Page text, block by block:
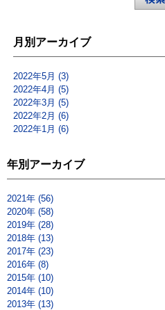
月別アーカイブ
2022年5月 (3)
2022年4月 (5)
2022年3月 (5)
2022年2月 (6)
2022年1月 (6)
年別アーカイブ
2021年 (56)
2020年 (58)
2019年 (28)
2018年 (13)
2017年 (23)
2016年 (8)
2015年 (10)
2014年 (10)
2013年 (13)